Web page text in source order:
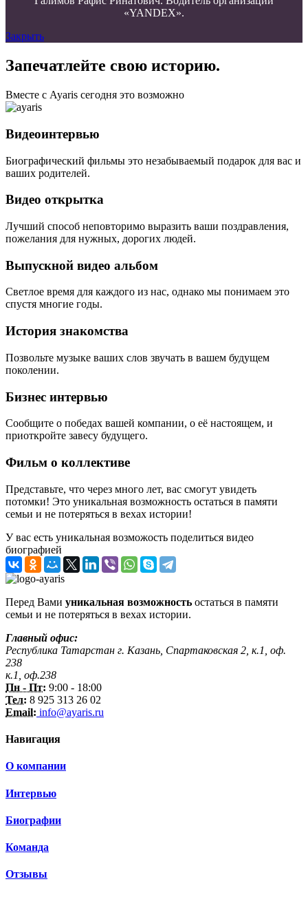
«YANDEX».
Закрыть
Запечатлейте свою историю.
Вместе с Ayaris сегодня это возможно
Видеоинтервью
Биографический фильмы это незабываемый подарок для вас и
ваших родителей.
Видео открытка
Лучший способ неповторимо выразить ваши поздравления,
пожелания для нужных, дорогих людей.
Выпускной видео альбом
Светлое время для каждого из нас, однако мы понимаем это
спустя многие годы.
История знакомства
Позвольте музыке ваших слов звучать в вашем будущем
поколении.
Бизнес интервью
Сообщите о победах вашей компании, о её настоящем, и
приоткройте завесу будущего.
Фильм о коллективе
Представьте, что через много лет, вас смогут увидеть
потомки! Это уникальная возможность остаться в памяти
семьи и не потеряться в вехах истории!
У вас есть уникальная возможость поделиться видео
биографией
Перед Вами уникальная возможность остаться в памяти
семьи и не потеряться в вехах истории.
Главный офис:
Республика Татарстан г. Казань, Спартаковская 2, к.1, оф.
238
к.1, оф.238
Пн - Пт: 9:00 - 18:00
Тел: 8 925 313 26 02
Email: info@ayaris.ru
Навигация
О компании
Интервью
Биографии
Команда
Отзывы